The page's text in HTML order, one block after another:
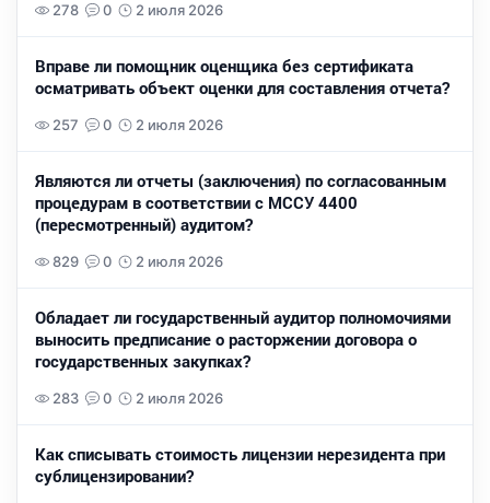
278 0 2 июля 2026
Вправе ли помощник оценщика без сертификата
осматривать объект оценки для составления отчета?
257 0 2 июля 2026
Являются ли отчеты (заключения) по согласованным
процедурам в соответствии с МССУ 4400
(пересмотренный) аудитом?
829 0 2 июля 2026
Обладает ли государственный аудитор полномочиями
выносить предписание о расторжении договора о
государственных закупках?
283 0 2 июля 2026
Как списывать стоимость лицензии нерезидента при
сублицензировании?